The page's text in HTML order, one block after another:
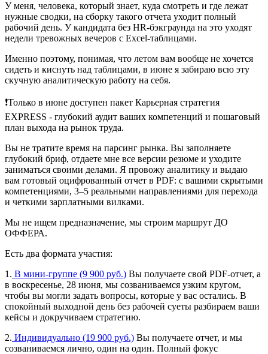
У меня, человека, который знает, куда смотреть и где лежат
нужные сводки, на сборку такого отчета уходит полный
рабочий день. У кандидата без HR-бэкграунда на это уходят
недели тревожных вечеров с Excel-таблицами.
Именно поэтому, понимая, что летом вам вообще не хочется
сидеть и киснуть над таблицами, в июне я забираю всю эту
скучную аналитическую работу на себя.
❗️Только в июне доступен пакет Карьерная стратегия
EXPRESS - глубокий аудит ваших компетенций и пошаговый
план выхода на рынок труда.
Вы не тратите время на парсинг рынка. Вы заполняете
глубокий бриф, отдаете мне все версии резюме и уходите
заниматься своими делами. Я провожу аналитику и выдаю
вам готовый оцифрованный отчет в PDF: с вашими скрытыми
компетенциями, 3–5 реальными направлениями для перехода
и четкими зарплатными вилками.
Мы не ищем предназначение, мы строим маршрут ДО
ОФФЕРА.
Есть два формата участия:
1. В мини-группе (9 900 руб.) Вы получаете свой PDF-отчет, а
в воскресенье, 28 июня, мы созваниваемся узким кругом,
чтобы вы могли задать вопросы, которые у вас остались. В
спокойный выходной день без рабочей суеты разбираем ваши
кейсы и докручиваем стратегию.
2. Индивидуально (19 900 руб.) Вы получаете отчет, и мы
созваниваемся лично, один на один. Полный фокус